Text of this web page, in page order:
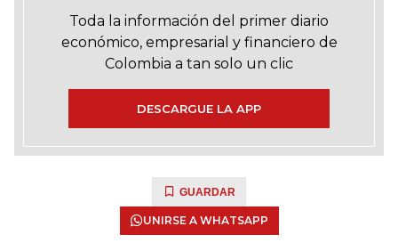
Toda la información del primer diario
económico, empresarial y financiero de
Colombia a tan solo un clic
DESCARGUE LA APP
GUARDAR
UNIRSE A WHATSAPP